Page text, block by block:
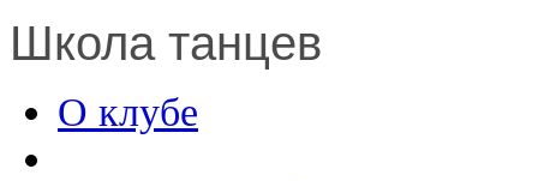
Школа танцев
О клубе